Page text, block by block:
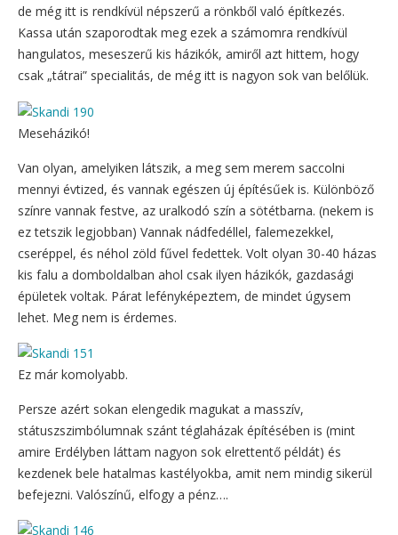
de még itt is rendkívül népszerű a rönkből való építkezés.
Kassa után szaporodtak meg ezek a számomra rendkívül
hangulatos, meseszerű kis házikók, amiről azt hittem, hogy
csak „tátrai” specialitás, de még itt is nagyon sok van belőlük.
Meseházikó!
Van olyan, amelyiken látszik, a meg sem merem saccolni
mennyi évtized, és vannak egészen új építésűek is. Különböző
színre vannak festve, az uralkodó szín a sötétbarna. (nekem is
ez tetszik legjobban) Vannak nádfedéllel, falemezekkel,
cseréppel, és néhol zöld fűvel fedettek. Volt olyan 30-40 házas
kis falu a domboldalban ahol csak ilyen házikók, gazdasági
épületek voltak. Párat lefényképeztem, de mindet úgysem
lehet. Meg nem is érdemes.
Ez már komolyabb.
Persze azért sokan elengedik magukat a masszív,
státuszszimbólumnak szánt téglaházak építésében is (mint
amire Erdélyben láttam nagyon sok elrettentő példát) és
kezdenek bele hatalmas kastélyokba, amit nem mindig sikerül
befejezni. Valószínű, elfogy a pénz….